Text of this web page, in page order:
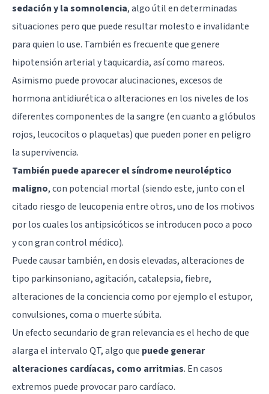
sedación y la somnolencia, algo útil en determinadas
situaciones pero que puede resultar molesto e invalidante
para quien lo use. También es frecuente que genere
hipotensión arterial y taquicardia, así como mareos.
Asimismo puede provocar alucinaciones, excesos de
hormona antidiurética o alteraciones en los niveles de los
diferentes componentes de la sangre (en cuanto a glóbulos
rojos, leucocitos o plaquetas) que pueden poner en peligro
la supervivencia.
También puede aparecer el síndrome neuroléptico
maligno, con potencial mortal (siendo este, junto con el
citado riesgo de leucopenia entre otros, uno de los motivos
por los cuales los antipsicóticos se introducen poco a poco
y con gran control médico).
Puede causar también, en dosis elevadas, alteraciones de
tipo parkinsoniano, agitación, catalepsia, fiebre,
alteraciones de la conciencia como por ejemplo el estupor,
convulsiones, coma o muerte súbita.
Un efecto secundario de gran relevancia es el hecho de que
alarga el intervalo QT, algo que puede generar
alteraciones cardíacas, como arritmias. En casos
extremos puede provocar paro cardíaco.